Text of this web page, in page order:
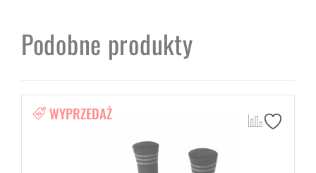
Podobne produkty
WYPRZEDAŻ